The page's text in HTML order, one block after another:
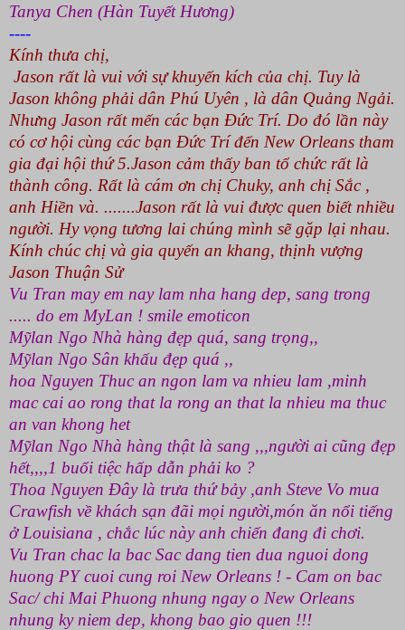
Tanya Chen (Hàn Tuyết Hương)
----
Kính thưa chị,
Jason rất là vui với sự khuyến kích của chị. Tuy là
Jason không phải dân Phú Uyên , là dân Quảng Ngải.
Nhưng Jason rất mến các bạn Đức Trí. Do đó lần này
có cơ hội cùng các bạn Đức Trí đến New Orleans tham
gia đại hội thứ 5.Jason cảm thấy ban tổ chức rất là
thành công. Rất là cám ơn chị Chuky, anh chị Sắc ,
anh Hiền và. .......Jason rất là vui được quen biết nhiều
người. Hy vọng tương lai chúng mình sẽ gặp lại nhau.
Kính chúc chị và gia quyến an khang, thịnh vượng
Jason Thuận Sử
Vu Tran may em nay lam nha hang dep, sang trong
..... do em MyLan ! smile emoticon
Mỹlan Ngo Nhà hàng đẹp quá, sang trọng,,
Mỹlan Ngo Sân khấu đẹp quá ,,
hoa Nguyen Thuc an ngon lam va nhieu lam ,minh
mac cai ao rong that la rong an that la nhieu ma thuc
an van khong het
Mỹlan Ngo Nhà hàng thật là sang ,,,người ai cũng đẹp
hết,,,,1 buổi tiệc hấp dẫn phải ko ?
Thoa Nguyen Đây là trưa thứ bảy ,anh Steve Vo mua
Crawfish về khách sạn đãi mọi người,món ăn nổi tiếng
ở Louisiana , chắc lúc này anh chiến đang đi chơi.
Vu Tran chac la bac Sac dang tien dua nguoi dong
huong PY cuoi cung roi New Orleans ! - Cam on bac
Sac/ chi Mai Phuong nhung ngay o New Orleans
nhung ky niem dep, khong bao gio quen !!!